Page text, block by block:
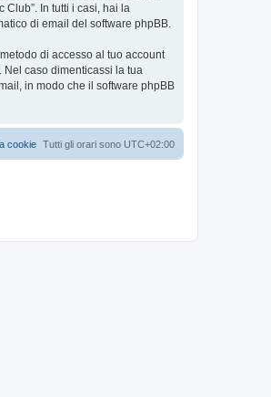
In tutti i casi, hai la
di email del software phpBB.
di accesso al tuo account
Nel caso dimenticassi la tua
in modo che il software phpBB
Tutti gli orari sono UTC+02:00
cookie